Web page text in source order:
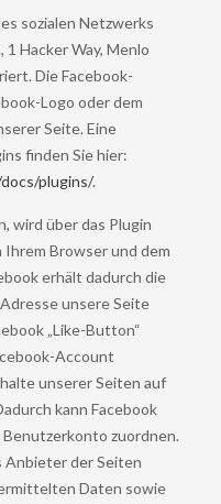
sozialen Netzwerks
Hacker Way, Menlo
Die Facebook-
Logo oder dem
Seite. Eine
finden Sie hier:
plugins/.
wird über das Plugin
Browser und dem
erhält dadurch die
unsere Seite
„Like-Button“
Account
unserer Seiten auf
kann Facebook
zuordnen.
Anbieter der Seiten
Daten sowie